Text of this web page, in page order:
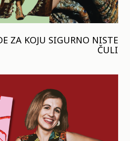
ZA KOJU SIGURNO NISTE
ČULI